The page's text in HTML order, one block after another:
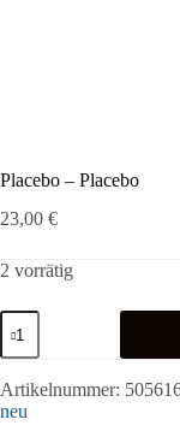
Placebo – Placebo
23,00 €
2 vorrätig
Placebo
Placebo
Menge
Artikelnummer:
neu